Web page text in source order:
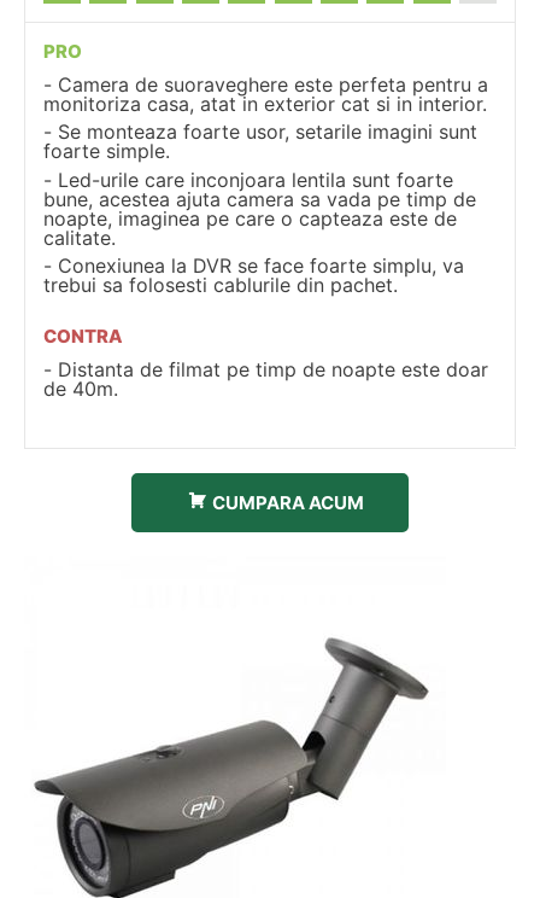
PRO
Camera de suoraveghere este perfeta pentru a
monitoriza casa, atat in exterior cat si in interior.
Se monteaza foarte usor, setarile imagini sunt
foarte simple.
Led-urile care inconjoara lentila sunt foarte
bune, acestea ajuta camera sa vada pe timp de
noapte, imaginea pe care o capteaza este de
calitate.
Conexiunea la DVR se face foarte simplu, va
trebui sa folosesti cablurile din pachet.
CONTRA
Distanta de filmat pe timp de noapte este doar
de 40m.
CUMPARA ACUM